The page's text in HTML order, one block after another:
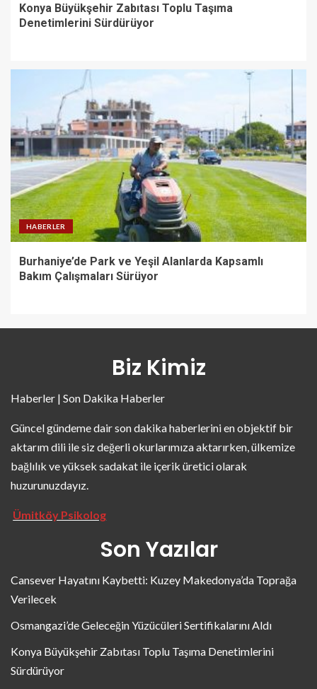
Konya Büyükşehir Zabıtası Toplu Taşıma
Denetimlerini Sürdürüyor
HABERLER
Burhaniye’de Park ve Yeşil Alanlarda Kapsamlı
Bakım Çalışmaları Sürüyor
Biz Kimiz
Haberler | Son Dakika Haberler
Güncel gündeme dair son dakika haberlerini en objektif bir
aktarım dili ile siz değerli okurlarımıza aktarırken, ülkemize
bağlılık ve yüksek sadakat ile içerik üretici olarak
huzurunuzdayız.
Ümitköy Psikolog
Son Yazılar
Cansever Hayatını Kaybetti: Kuzey Makedonya’da Toprağa
Verilecek
Osmangazi’de Geleceğin Yüzücüleri Sertifikalarını Aldı
Konya Büyükşehir Zabıtası Toplu Taşıma Denetimlerini
Sürdürüyor